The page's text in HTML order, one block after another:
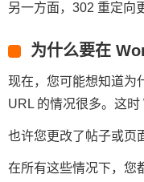
另一方面，302 重定向
为什么要在
现在，您可能想知道为
URL 的情况很多。这
也许您更改了帖子或页
在所有这些情况下，您